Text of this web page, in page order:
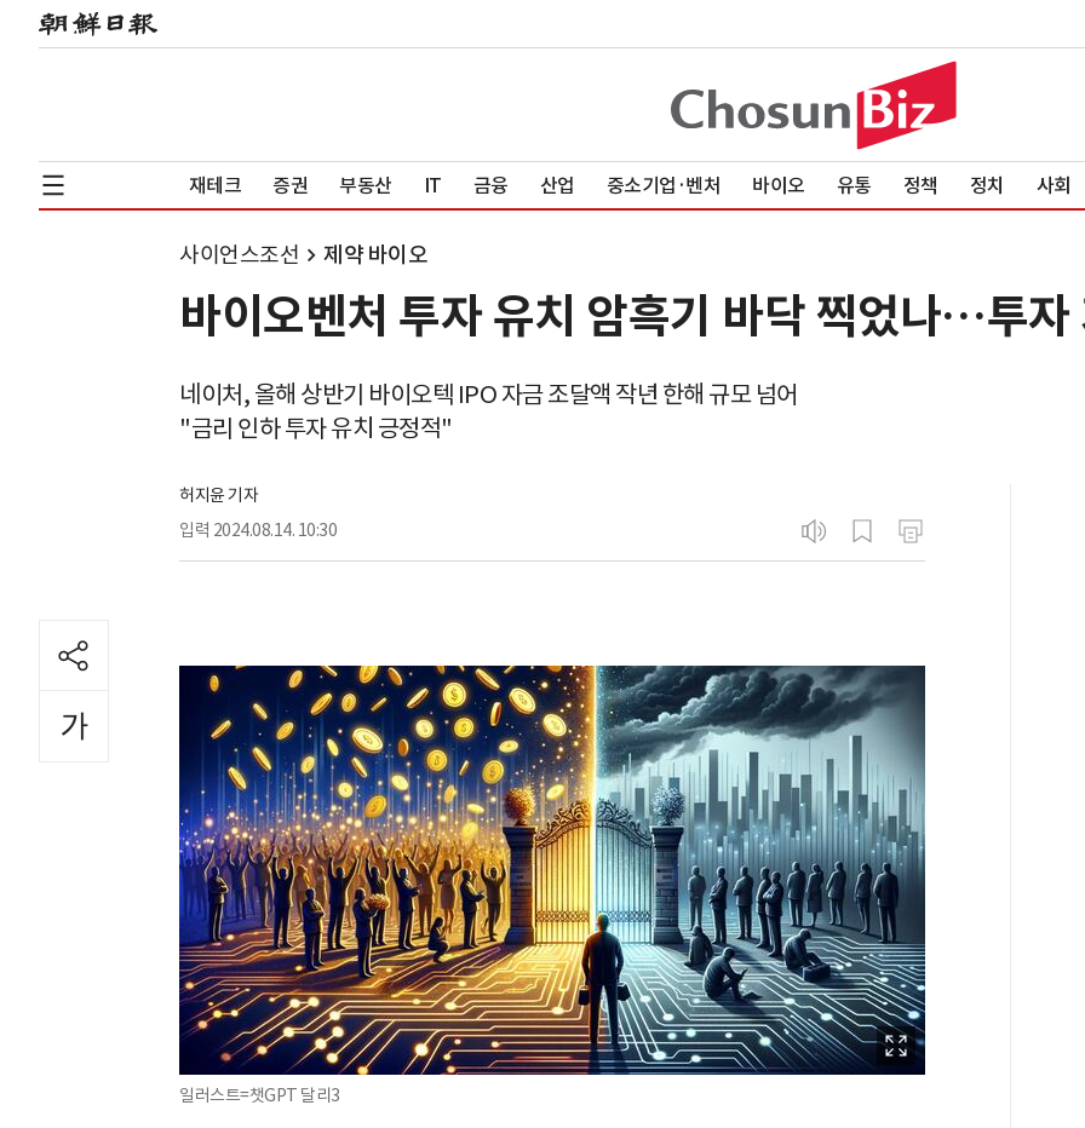
재테크 증권 부동산 IT 금융 산업 중소기업·벤처 바이오 유통 정책 정치 사회
사이언스조선 제약 바이오
바이오벤처 투자 유치 암흑기 바닥 찍었나…투자
네이처, 올해 상반기 바이오텍 IPO 자금 조달액 작년 한해 규모 넘어
"금리 인하 투자 유치 긍정적"
허지윤 기자
입력 2024.08.14. 10:30
일러스트=챗GPT 달리3